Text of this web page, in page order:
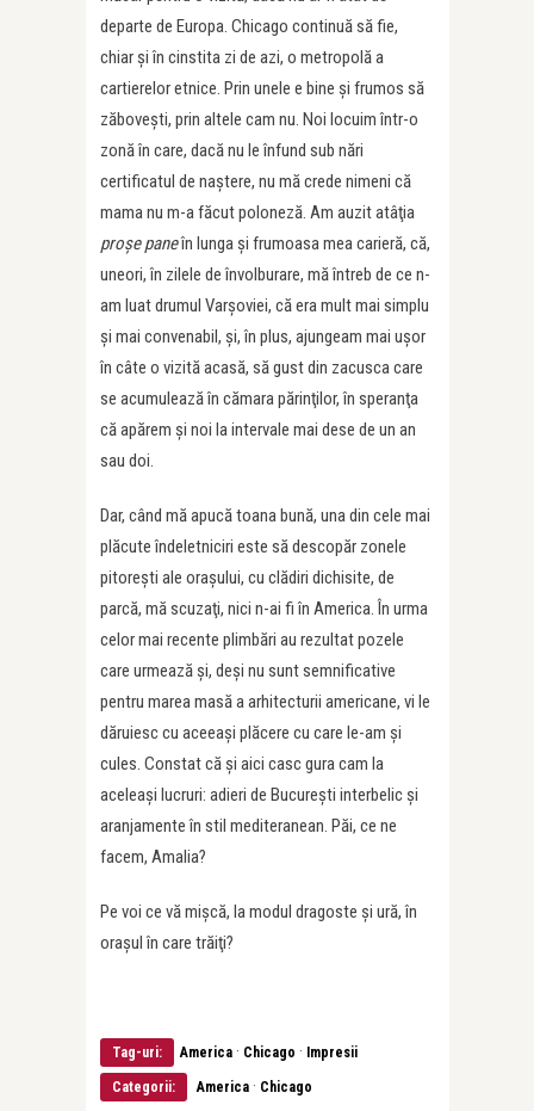
departe de Europa. Chicago continuă să fie,
chiar şi în cinstita zi de azi, o metropolă a
cartierelor etnice. Prin unele e bine şi frumos să
zăboveşti, prin altele cam nu. Noi locuim într-o
zonă în care, dacă nu le înfund sub nări
certificatul de naştere, nu mă crede nimeni că
mama nu m-a făcut poloneză. Am auzit atâţia
proşe paneîn lunga şi frumoasa mea carieră, că,
uneori, în zilele de învolburare, mă întreb de ce n-
am luat drumul Varşoviei, că era mult mai simplu
şi mai convenabil, şi, în plus, ajungeam mai uşor
în câte o vizită acasă, să gust din zacusca care
se acumulează în cămara părinţilor, în speranţa
că apărem şi noi la intervale mai dese de un an
sau doi.
Dar, când mă apucă toana bună, una din cele mai
plăcute îndeletniciri este să descopăr zonele
pitoreşti ale oraşului, cu clădiri dichisite, de
parcă, mă scuzaţi, nici n-ai fi în America. În urma
celor mai recente plimbări au rezultat pozele
care urmează şi, deşi nu sunt semnificative
pentru marea masă a arhitecturii americane, vi le
dăruiesc cu aceeaşi plăcere cu care le-am şi
cules. Constat că şi aici casc gura cam la
aceleaşi lucruri: adieri de Bucureşti interbelic şi
aranjamente în stil mediteranean. Păi, ce ne
facem, Amalia?
Pe voi ce vă mişcă, la modul dragoste şi ură, în
oraşul în care trăiţi?
Tag-uri: America · Chicago · Impresii
Categorii: America · Chicago